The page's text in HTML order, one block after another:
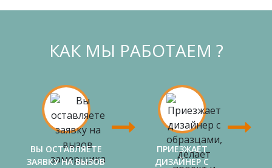
КАК МЫ РАБОТАЕМ ?
ВЫ ОСТАВЛЯЕТЕ
ЗАЯВКУ НА ВЫЗОВ
ПРИЕЗЖАЕТ
ДИЗАЙНЕР С